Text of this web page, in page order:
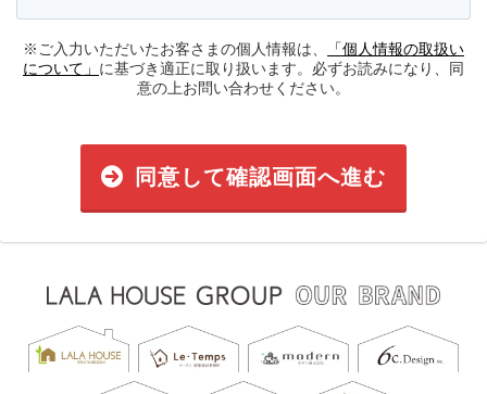
※ご入力いただいたお客さまの個人情報は、
「個人情報の取扱い
について」 に基づき適正に取り扱います。必ずお読みになり、同
意の上お問い合わせください。
同意して確認画面へ進む